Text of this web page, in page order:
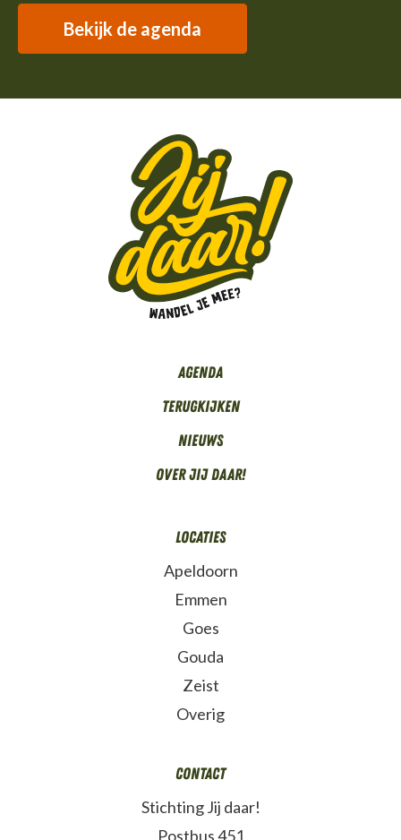
Bekijk de agenda
Agenda
Terugkijken
Nieuws
Over Jij daar!
Locaties
Apeldoorn
Emmen
Goes
Gouda
Zeist
Overig
Contact
Stichting Jij daar!
Postbus 451